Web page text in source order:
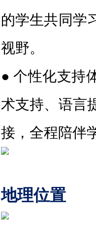
的学生共同学
视野。
● 个性化支持
术支持、语言
接，全程陪伴
地理位置